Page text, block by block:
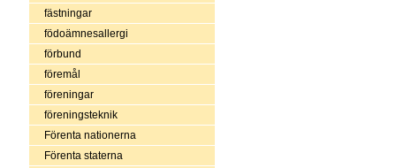
fästningar
födoämnesallergi
förbund
föremål
föreningar
föreningsteknik
Förenta nationerna
Förenta staterna